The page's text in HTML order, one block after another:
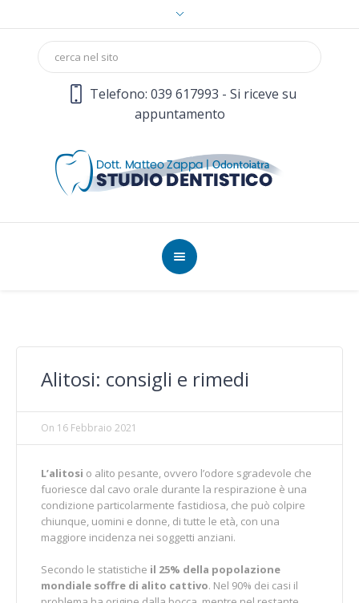
Telefono: 039 617993 - Si riceve su
appuntamento
Alitosi: consigli e rimedi
On 16 Febbraio 2021
L’alitosi o alito pesante, ovvero l’odore sgradevole che
fuoriesce dal cavo orale durante la respirazione è una
condizione particolarmente fastidiosa, che può colpire
chiunque, uomini e donne, di tutte le età, con una
maggiore incidenza nei soggetti anziani.
Secondo le statistiche il 25% della popolazione
mondiale soffre di alito cattivo. Nel 90% dei casi il